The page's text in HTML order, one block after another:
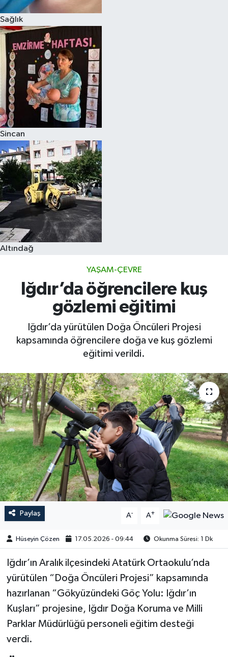
Sağlık
Sincan
Altındağ
YAŞAM-ÇEVRE
Iğdır’da öğrencilere kuş
gözlemi eğitimi
Iğdır’da yürütülen Doğa Öncüleri Projesi
kapsamında öğrencilere doğa ve kuş gözlemi
eğitimi verildi.
Paylaş A- A+
Hüseyin Çözen 17.05.2026 - 09:44 Okunma Süresi: 1 Dk
​​​​​​Iğdır’ın Aralık ilçesindeki Atatürk Ortaokulu’nda
yürütülen “Doğa Öncüleri Projesi” kapsamında
hazırlanan “Gökyüzündeki Göç Yolu: Iğdır’ın
Kuşları” projesine, Iğdır Doğa Koruma ve Milli
Parklar Müdürlüğü personeli eğitim desteği
verdi.